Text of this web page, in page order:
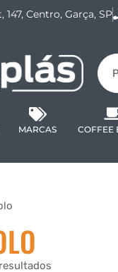
Centro, Garça, SP
MARCAS COFFEE